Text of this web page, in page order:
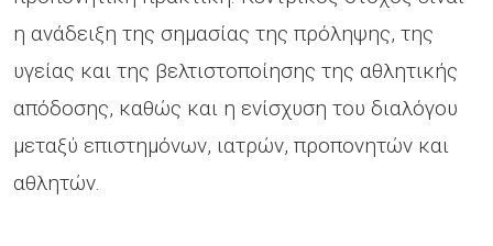
η ανάδειξη της σημασίας της πρόληψης, της
υγείας και της βελτιστοποίησης της αθλητικής
απόδοσης, καθώς και η ενίσχυση του διαλόγου
μεταξύ επιστημόνων, ιατρών, προπονητών και
αθλητών.